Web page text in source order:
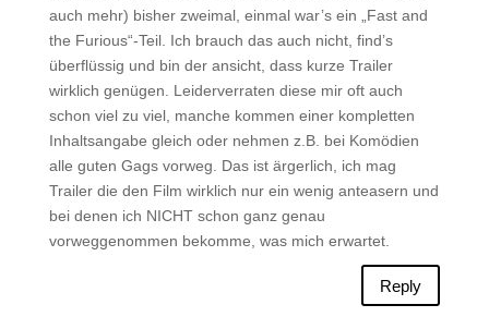
auch mehr) bisher zweimal, einmal war’s ein „Fast and
the Furious“-Teil. Ich brauch das auch nicht, find’s
überflüssig und bin der ansicht, dass kurze Trailer
wirklich genügen. Leiderverraten diese mir oft auch
schon viel zu viel, manche kommen einer kompletten
Inhaltsangabe gleich oder nehmen z.B. bei Komödien
alle guten Gags vorweg. Das ist ärgerlich, ich mag
Trailer die den Film wirklich nur ein wenig anteasern und
bei denen ich NICHT schon ganz genau
vorweggenommen bekomme, was mich erwartet.
Reply